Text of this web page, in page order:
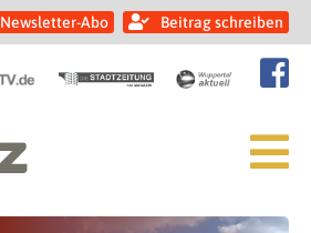
Newsletter-Abo Beitrag schreiben